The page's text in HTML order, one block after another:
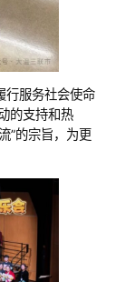
行服务社会使命
的支持和热
”的宗旨，为更